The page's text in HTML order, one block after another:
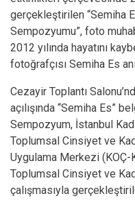
gerçekleştirilen “Semiha
Sempozyumu”, foto
2012 yılında hayatını
fotoğrafçısı Semiha Es
Cezayir Toplantı
açılışında “Semiha Es”
Sempozyum, İstanbul
Toplumsal Cinsiyet ve
Uygulama Merkezi (KOÇ-
Toplumsal Cinsiyet ve
çalışmasıyla